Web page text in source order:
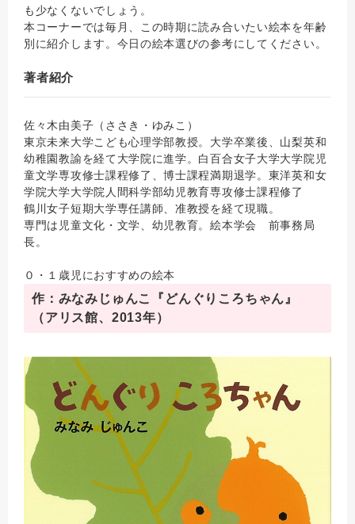
も少なくないでしょう。
本コーナーでは毎月、この時期に読み合いたい絵本を年齢
別に紹介します。今日の絵本選びの参考にしてください。
著者紹介
佐々木由美子（ささき・ゆみこ）
東京未来大学こども心理学部教授。大学卒業後、山梨英和
幼稚園教諭を経て大学院に進学。白百合女子大学大学院児
童文学専攻修士課程修了、博士課程満期退学。東洋英和女
学院大学大学院人間科学部幼児教育専攻修士課程修了
鶴川女子短期大学専任講師、准教授を経て現職。
専門は児童文化・文学、幼児教育。絵本学会 前事務局
長。
０・１歳児におすすめの絵本
作：みなみじゅんこ『どんぐりころちゃん』
（アリス館、2013年）